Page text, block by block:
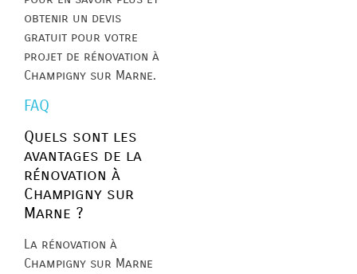
obtenir un devis
gratuit pour votre
projet de rénovation à
Champigny sur Marne.
FAQ
Quels sont les
avantages de la
rénovation à
Champigny sur
Marne ?
La rénovation à
Champigny sur Marne